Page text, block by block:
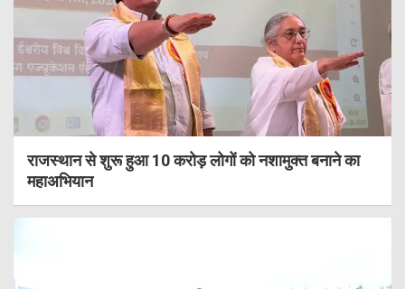
राजस्थान से शुरू हुआ 10 करोड़ लोगों को नशामुक्त बनाने का
महाअभियान